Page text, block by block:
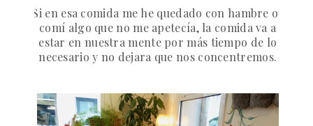
Si en esa comida me he quedado con hambre o
comí algo que no me apetecía, la comida va a
estar en nuestra mente por más tiempo de lo
necesario y no dejara que nos concentremos.